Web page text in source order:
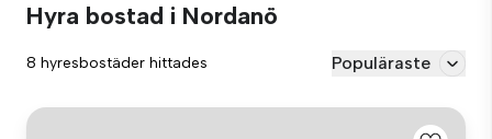
Hyra bostad i Nordanö
8 hyresbostäder hittades Populäraste